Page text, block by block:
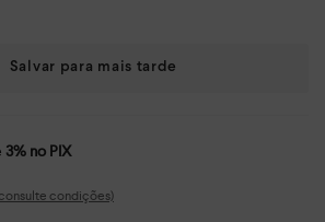
3% no PIX
condições)